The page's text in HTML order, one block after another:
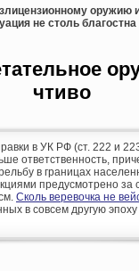
оружию
не столь
чтиво
в УК РФ (ст. 222 и
ответственность,
в границах
предусмотрено за
Сколь веревочка не
в совсем другую